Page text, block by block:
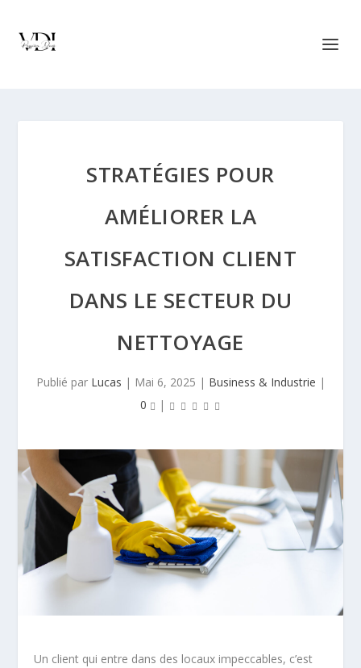
STRATÉGIES POUR
AMÉLIORER LA
SATISFACTION CLIENT
DANS LE SECTEUR DU
NETTOYAGE
Publié par Lucas | Mai 6, 2025 | Business & Industrie |
0
|
Un client qui entre dans des locaux impeccables, c’est